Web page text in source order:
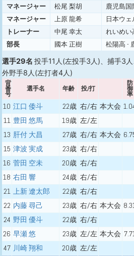
マネージャー
松尾 梨胡
鹿児島国
マネージャー
上原 龍希
日本ウェ
トレーナー
中尾 幸太
れいめい
部長
國本 正樹
松陽高 -
選手29名 投手11人(左投手3人)、捕手3
外野手8人(左打者4人)
背
番
号
選手名 年齢 投/打
防
御
率
10 江口 倭斗 22歳 右/右 本大会
11 豊田 悠馬 19歳 左/左
13 肝付 大昌 27歳 右/右 本大会
15 津波 実成 23歳 右/右
16 菅田 空未 20歳 右/右
18 右田 響 24歳 右/右
21 上新 遼太郎 22歳 右/右
22 内藤 尋己 23歳 右/右 本大会
24 野田 優斗 22歳 右/右
26 早瀬 悠 23歳 左/左 本大会
47 川崎 翔和 20歳 左/左